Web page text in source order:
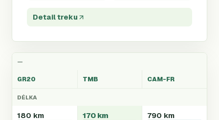
Detail treku
—
GR20 TMB CAM-FR
DÉLKA
180 km 170 km 790 km